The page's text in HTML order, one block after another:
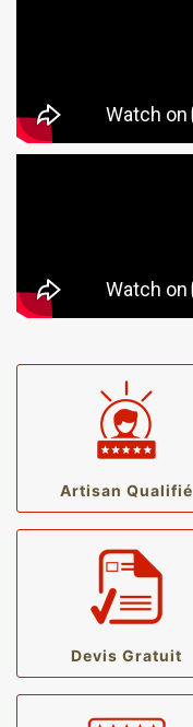
Artisan Qualifié
Devis Gratuit